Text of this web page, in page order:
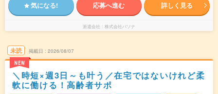
気になる! 応募へ進む 詳しく見る
派遣会社 株式会社パソナ
未読
NEW
掲載日 2026/08/07
＼時短×週3日～も叶う／在宅ではないけれど柔
軟に働ける！高齢者サポ